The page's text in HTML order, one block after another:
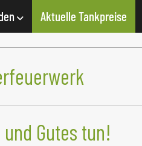
Aktuelle Tankpreise
Gutes tun!